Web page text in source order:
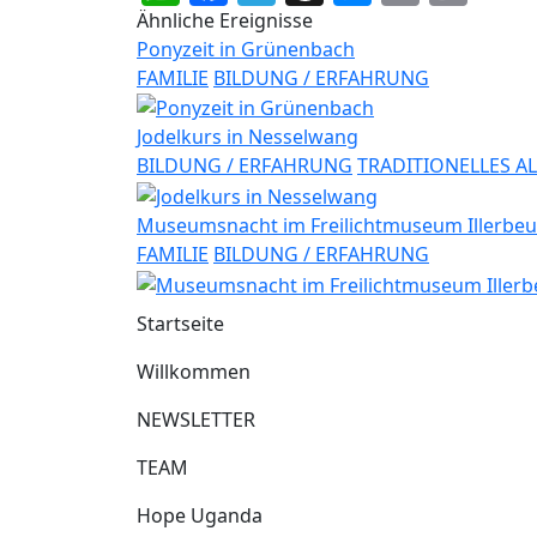
Ähnliche Ereignisse
Ponyzeit in Grünenbach
FAMILIE BILDUNG / ERFAHRUNG
Jodelkurs in Nesselwang
BILDUNG / ERFAHRUNG TRADITIONELLES
Museumsnacht im Freilichtmuseum
FAMILIE BILDUNG / ERFAHRUNG
Startseite
Willkommen
NEWSLETTER
TEAM
Hope Uganda